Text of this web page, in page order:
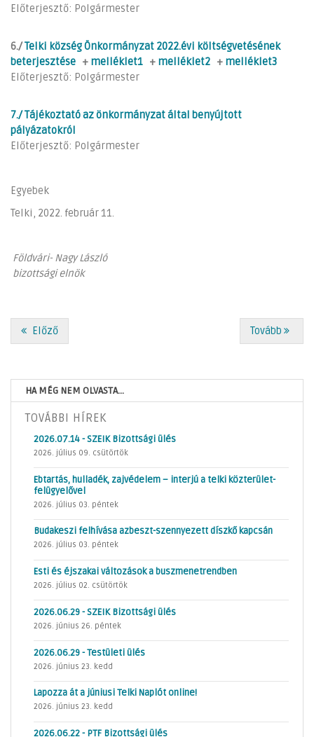
Előterjesztő: Polgármester
6./Telki község Önkormányzat 2022.évi költségvetésének
beterjesztése + melléklet1 + melléklet2 + melléklet3
Előterjesztő: Polgármester
7./ Tájékoztató az önkormányzat által benyújtott
pályázatokról
Előterjesztő: Polgármester
Egyebek
Telki, 2022. február 11.
Földvári- Nagy László
bizottsági elnök
Előző Tovább
HA MÉG NEM OLVASTA...
TOVÁBBI HÍREK
2026.07.14 - SZEIK Bizottsági ülés
2026. július 09. csütörtök
Ebtartás, hulladék, zajvédelem – interjú a telki közterület-
felügyelővel
2026. július 03. péntek
Budakeszi felhívása azbeszt-szennyezett díszkő kapcsán
2026. július 03. péntek
Esti és éjszakai változások a buszmenetrendben
2026. július 02. csütörtök
2026.06.29 - SZEIK Bizottsági ülés
2026. június 26. péntek
2026.06.29 - Testületi ülés
2026. június 23. kedd
Lapozza át a júniusi Telki Naplót online!
2026. június 23. kedd
2026.06.22 - PTF Bizottsági ülés